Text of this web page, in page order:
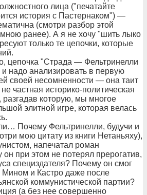
лица ("печатайте
история с Пастернаком") —
(смотри разбор этой
ранее). А я не хочу "шить лыко
только те цепочки, которые
цепочка "Страда — Фельтринелли
надо анализировать в первую
своей несомненности — она таит
частная историко-политическая
разгадав которую, мы многое
элитной игре, которая велась
Почему Фельтринелли, будучи и
мою цитату из книги Нетаньяху),
напечатал роман
при этом не потерял прерогатив,
специздателя? Почему он смог
Мином и Кастро даже после
коммунистической партии?
(а без нее совершенно